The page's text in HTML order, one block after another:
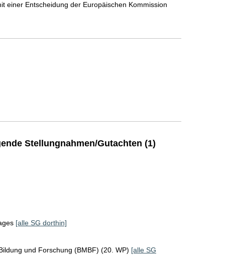
einer Entscheidung der Europäischen Kommission
Stellungnahmen/Gutachten (1)
[alle SG dorthin]
und Forschung (BMBF) (20. WP) [alle SG